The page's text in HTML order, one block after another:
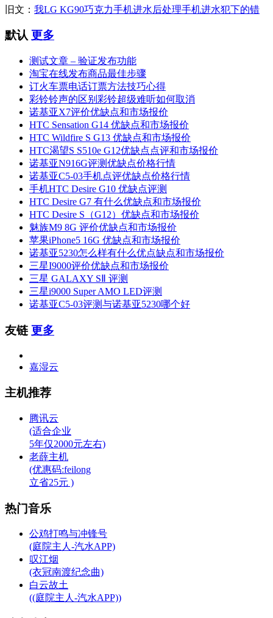
旧文： 我LG KG90巧克力手机进水后处理手机进水犯下的错
默认 更多
测试文章 – 验证发布功能
淘宝在线发布商品最佳步骤
订火车票电话订票方法技巧心得
彩铃铃声的区别彩铃超级难听如何取消
诺基亚X7评价优缺点和市场报价
HTC Sensation G14 优缺点和市场报价
HTC Wildfire S G13 优缺点和市场报价
HTC渴望S S510e G12优缺点点评和市场报价
诺基亚N916G评测优缺点价格行情
诺基亚C5-03手机点评优缺点价格行情
手机HTC Desire G10 优缺点评测
HTC Desire G7 有什么优缺点和市场报价
HTC Desire S（G12）优缺点和市场报价
魅族M9 8G 评价优缺点和市场报价
苹果iPhone5 16G 优缺点和市场报价
诺基亚5230怎么样有什么优点缺点和市场报价
三星I9000评价优缺点和市场报价
三星 GALAXY SⅡ 评测
三星i9000 Super AMO LED评测
诺基亚C5-03评测与诺基亚5230哪个好
友链 更多
嘉湿云
主机推荐
腾讯云
(适合企业
5年仅2000元左右)
老薛主机
(优惠码:feilong
立省25元 )
热门音乐
公鸡打鸣与冲锋号
(庭院主人-汽水APP)
叹江烟
(衣冠南渡纪念曲)
白云故土
((庭院主人-汽水APP))